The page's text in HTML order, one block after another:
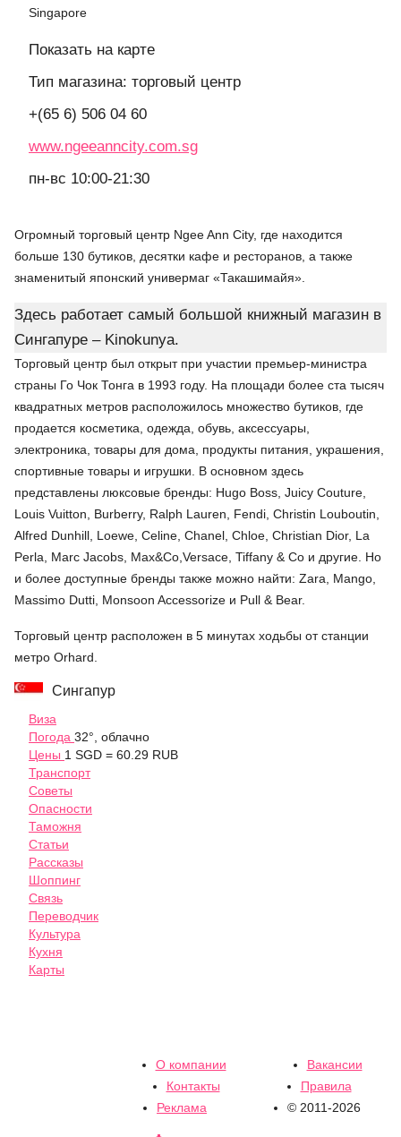
Singapore
Показать на карте
Тип магазина: торговый центр
+(65 6) 506 04 60
www.ngeeanncity.com.sg
пн-вс 10:00-21:30
Огромный торговый центр Ngee Ann City, где находится
больше 130 бутиков, десятки кафе и ресторанов, а также
знаменитый японский универмаг «Такашимайя».
Здесь работает самый большой книжный магазин в
Сингапуре – Kinokunya.
Торговый центр был открыт при участии премьер-министра
страны Го Чок Тонга в 1993 году. На площади более ста тысяч
квадратных метров расположилось множество бутиков, где
продается косметика, одежда, обувь, аксессуары,
электроника, товары для дома, продукты питания, украшения,
спортивные товары и игрушки. В основном здесь
представлены люксовые бренды: Hugo Boss, Juicy Couture,
Louis Vuitton, Burberry, Ralph Lauren, Fendi, Christin Louboutin,
Alfred Dunhill, Loewe, Celine, Chanel, Chloe, Christian Dior, La
Perla, Marc Jacobs, Max&Co,Versace, Tiffany & Co и другие. Но
и более доступные бренды также можно найти: Zara, Mango,
Massimo Dutti, Monsoon Accessorize и Pull & Bear.
Торговый центр расположен в 5 минутах ходьбы от станции
метро Orhard.
Сингапур
Виза
Погода 32°, облачно
Цены 1 SGD = 60.29 RUB
Транспорт
Советы
Опасности
Таможня
Статьи
Рассказы
Шоппинг
Связь
Переводчик
Культура
Кухня
Карты
О компании
Вакансии
Контакты
Правила
Реклама
© 2011-2026